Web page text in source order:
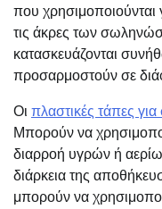
που χρησιμοποιούνται
τις άκρες των
κατασκευάζονται
προσαρμοστούν σε
Οι πλαστικές τάπες
Μπορούν να
διαρροή υγρών ή
διάρκεια της
μπορούν να